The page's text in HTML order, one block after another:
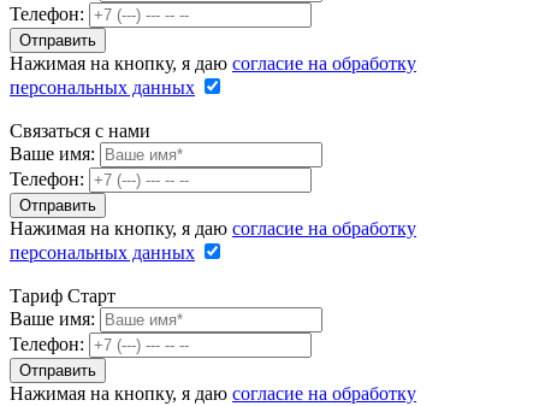
Телефон:
Нажимая на кнопку, я даю согласие на обработку
персональных данных
Связаться с нами
Ваше имя:
Телефон:
Нажимая на кнопку, я даю согласие на обработку
персональных данных
Тариф Старт
Ваше имя:
Телефон:
Нажимая на кнопку, я даю согласие на обработку